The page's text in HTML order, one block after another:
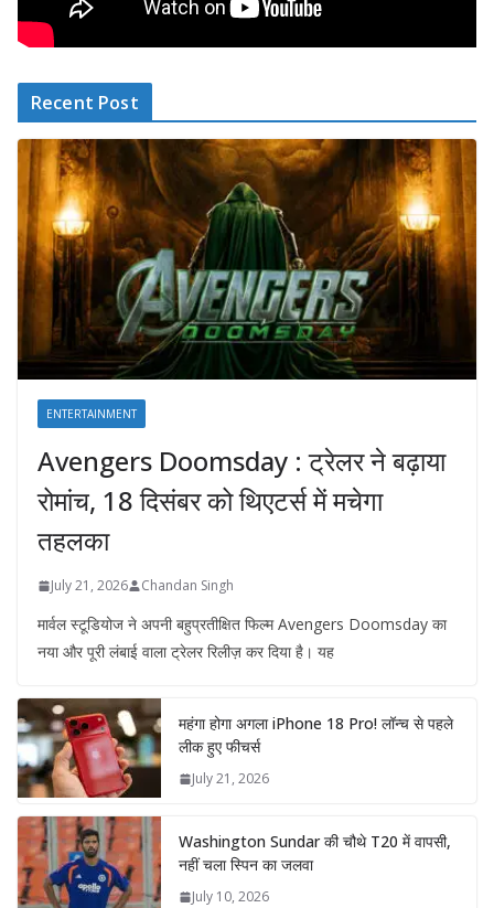
Recent Post
ENTERTAINMENT
Avengers Doomsday : ट्रेलर ने बढ़ाया
रोमांच, 18 दिसंबर को थिएटर्स में मचेगा
तहलका
July 21, 2026 Chandan Singh
मार्वल स्टूडियोज ने अपनी बहुप्रतीक्षित फिल्म Avengers Doomsday का
नया और पूरी लंबाई वाला ट्रेलर रिलीज़ कर दिया है। यह
महंगा होगा अगला iPhone 18 Pro! लॉन्च से पहले
लीक हुए फीचर्स
July 21, 2026
Washington Sundar की चौथे T20 में वापसी,
नहीं चला स्पिन का जलवा
July 10, 2026